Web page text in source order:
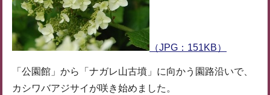
（JPG：151KB）
「公園館」から「ナガレ山古墳」に向かう園路沿いで、
カシワバアジサイが咲き始めました。